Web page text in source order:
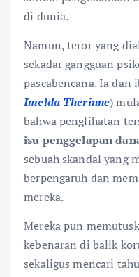
di dunia.
Namun, teror yang
sekadar gangguan
pascabencana. Ia
Imelda Therinne)
bahwa penglihatan
isu penggelapan
sebuah skandal yang
berpengaruh dan
mereka.
Mereka pun
kebenaran di balik
sekaligus mencari